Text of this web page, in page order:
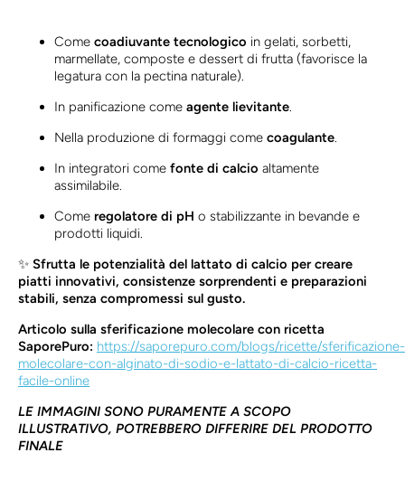
Come coadiuvante tecnologico in gelati, sorbetti,
marmellate, composte e dessert di frutta (favorisce la
legatura con la pectina naturale).
In panificazione come agente lievitante.
Nella produzione di formaggi come coagulante.
In integratori come fonte di calcio altamente
assimilabile.
Come regolatore di pH o stabilizzante in bevande e
prodotti liquidi.
✨ Sfrutta le potenzialità del lattato di calcio per creare
piatti innovativi, consistenze sorprendenti e preparazioni
stabili, senza compromessi sul gusto.
Articolo sulla sferificazione molecolare con ricetta
SaporePuro: https://saporepuro.com/blogs/ricette/sferificazione-
molecolare-con-alginato-di-sodio-e-lattato-di-calcio-ricetta-
facile-online
LE IMMAGINI SONO PURAMENTE A SCOPO
ILLUSTRATIVO, POTREBBERO DIFFERIRE DEL PRODOTTO
FINALE